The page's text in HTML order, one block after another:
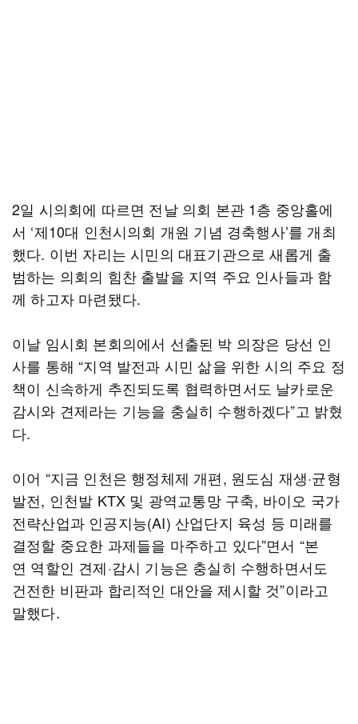
2일 시의회에 따르면 전날 의회 본관 1층 중앙홀에
서 ‘제10대 인천시의회 개원 기념 경축행사’를 개최
했다. 이번 자리는 시민의 대표기관으로 새롭게 출
범하는 의회의 힘찬 출발을 지역 주요 인사들과 함
께 하고자 마련됐다.
이날 임시회 본회의에서 선출된 박 의장은 당선 인
사를 통해 “지역 발전과 시민 삶을 위한 시의 주요 정
책이 신속하게 추진되도록 협력하면서도 날카로운
감시와 견제라는 기능을 충실히 수행하겠다”고 밝혔
다.
이어 “지금 인천은 행정체제 개편, 원도심 재생·균형
발전, 인천발 KTX 및 광역교통망 구축, 바이오 국가
전략산업과 인공지능(AI) 산업단지 육성 등 미래를
결정할 중요한 과제들을 마주하고 있다”면서 “본
연 역할인 견제·감시 기능은 충실히 수행하면서도
건전한 비판과 합리적인 대안을 제시할 것”이라고
말했다.